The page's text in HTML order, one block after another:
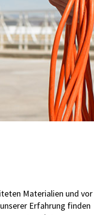
Materialien und vor
Erfahrung finden